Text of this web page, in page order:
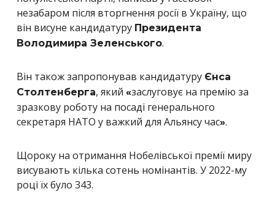
незабаром після вторгнення росії в Україну, що
він висуне кандидатуру Президента
Володимира Зеленського.
Він також запропонував кандидатуру Єнса
Столтенберга, який «заслуговує на премію за
зразкову роботу на посаді генерального
секретаря НАТО у важкий для Альянсу час».
Щороку на отримання Нобелівської премії миру
висувають кілька сотень номінантів. У 2022-му
році їх було 343.